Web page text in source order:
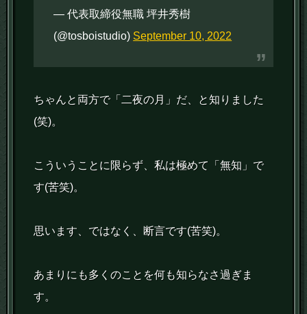
— 代表取締役無職 坪井秀樹
(@tosboistudio) September 10, 2022
ちゃんと両方で「二夜の月」だ、と知りました
(笑)。
こういうことに限らず、私は極めて「無知」で
す(苦笑)。
思います、ではなく、断言です(苦笑)。
あまりにも多くのことを何も知らなさ過ぎま
す。